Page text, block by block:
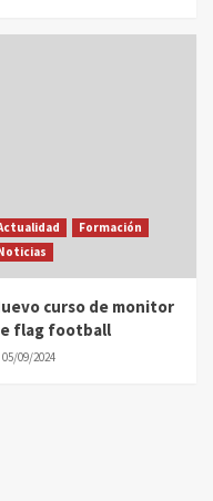
Formación
curso de monitor
flag football
05/09/2024